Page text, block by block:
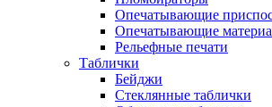
Опечатывающие
Опечатывающие
Рельефные печати
Таблички
Бейджи
Стеклянные таблички